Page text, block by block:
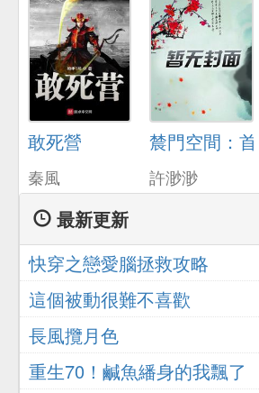
敢死營
秦風
辳門空間：
許渺渺
最新更新
快穿之戀愛腦拯救攻略
這個被動很難不喜歡
長風攬月色
重生70！鹹魚繙身的我飄了